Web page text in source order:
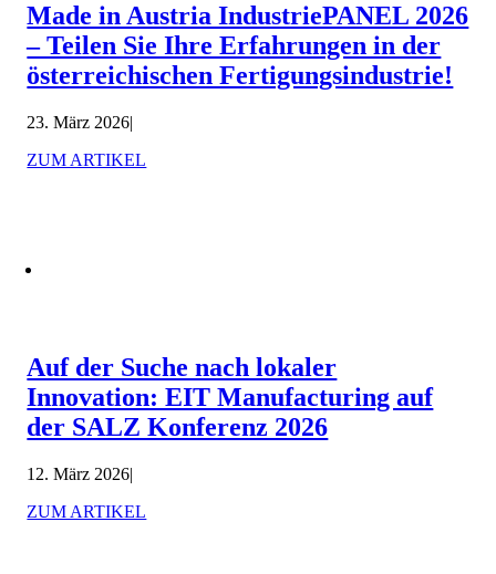
Made in Austria IndustriePANEL 2026
– Teilen Sie Ihre Erfahrungen in der
österreichischen Fertigungsindustrie!
23. März 2026|
ZUM ARTIKEL
Auf der Suche nach lokaler
Innovation: EIT Manufacturing auf
der SALZ Konferenz 2026
12. März 2026|
ZUM ARTIKEL